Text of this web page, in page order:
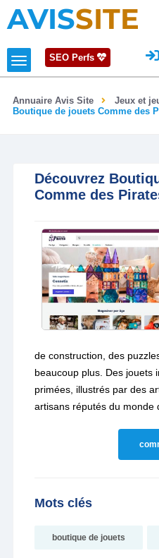
AVISSITE
SEO Perfs
Annuaire Avis Site
Jeux et
Boutique de jouets Comme des
Découvrez
Comme des
de construction, des
beaucoup plus. Des jouets
primées, illustrés par des
artisans réputés du monde
Mots clés
boutique de jouets